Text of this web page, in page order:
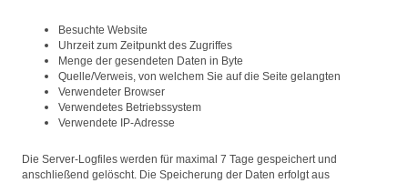
Besuchte Website
Uhrzeit zum Zeitpunkt des Zugriffes
Menge der gesendeten Daten in Byte
Quelle/Verweis, von welchem Sie auf die Seite gelangten
Verwendeter Browser
Verwendetes Betriebssystem
Verwendete IP-Adresse
Die Server-Logfiles werden für maximal 7 Tage gespeichert und
anschließend gelöscht. Die Speicherung der Daten erfolgt aus